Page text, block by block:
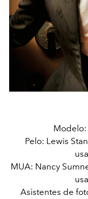
Modelo:
Pelo: Lewis
MUA: Nancy
Asistentes de